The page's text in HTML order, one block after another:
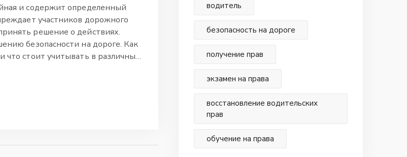
и содержит определенный
участников дорожного
решение о действиях.
безопасности на дороге. Как
что стоит учитывать в различных
водитель
безопасность на дороге
получение прав
экзамен на права
восстановление водительских
прав
обучение на права